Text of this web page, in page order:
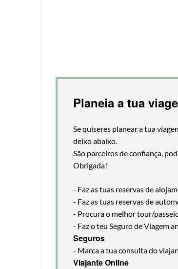
Planeia a tua
Se quiseres planear a tua
deixo abaixo.
São parceiros de confiança,
Obrigada!
- Faz as tuas reservas de
- Faz as tuas reservas de
- Procura o melhor tour/
- Faz o teu Seguro de Viagem
Seguros
- Marca a tua consulta do
Viajante Online